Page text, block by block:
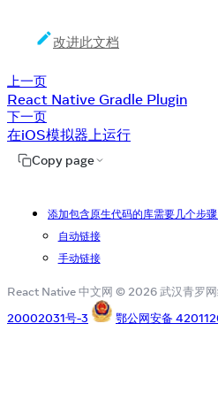
改进此文档
上一页
React Native Gradle Plugin
下一页
在iOS模拟器上运行
Copy page
添加包含原生代码的库需要几个步骤
自动链接
手动链接
React Native 中文网 © 2026 武汉青罗网
20002031号-3
鄂公网安备